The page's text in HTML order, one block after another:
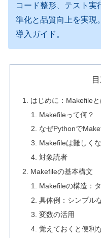
コード整形、テスト実
準化と品質向上を実現
導入ガイド。
はじめに：Makefileと
Makefileって何？
なぜPythonで
Makefileは難しくな
対象読者
Makefileの基本構文
Makefileの構造：
具体例：シンプル
変数の活用
覚えておくと便利